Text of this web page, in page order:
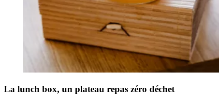
La lunch box, un plateau repas zéro déchet